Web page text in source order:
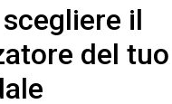
il
del